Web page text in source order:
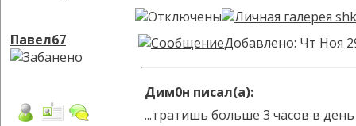
Павел67 Добавлено: Чт Ноя
Дим0н писал(а):
...тратишь больше 3 часов в